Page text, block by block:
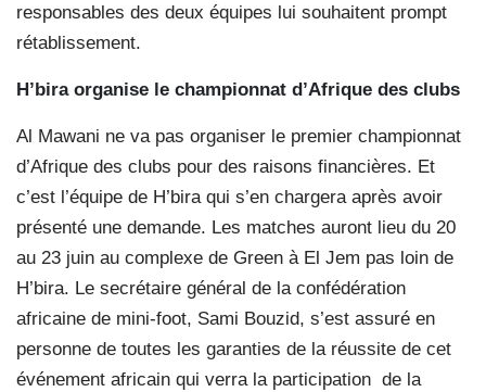
responsables des deux équipes lui souhaitent prompt
rétablissement.
H’bira organise le championnat d’Afrique des clubs
Al Mawani ne va pas organiser le premier championnat
d’Afrique des clubs pour des raisons financières. Et
c’est l’équipe de H’bira qui s’en chargera après avoir
présenté une demande. Les matches auront lieu du 20
au 23 juin au complexe de Green à El Jem pas loin de
H’bira. Le secrétaire général de la confédération
africaine de mini-foot, Sami Bouzid, s’est assuré en
personne de toutes les garanties de la réussite de cet
événement africain qui verra la participation de la